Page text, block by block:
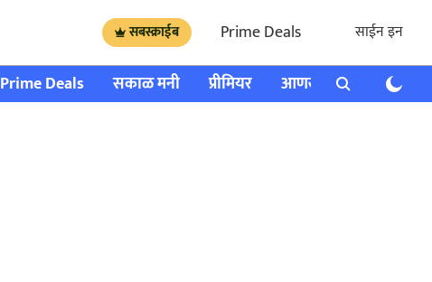
सबस्क्राईब Prime Deals साईन इन
Prime Deals सकाळ मनी प्रीमियर आणखी राशी भविष्य